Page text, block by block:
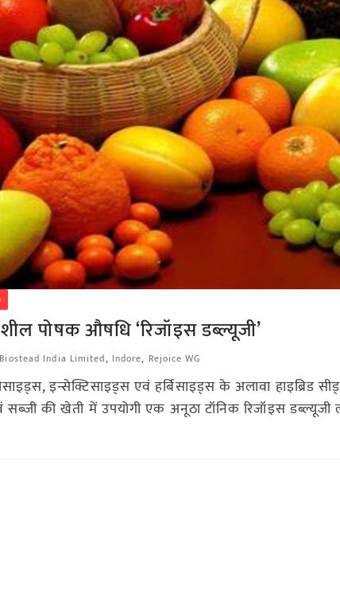
पोषक औषधि ‘रिजॉइस डब्ल्यूजी’
Biostead India Limited, Indore, Rejoice WG
इन्सेक्टिसाइड्स एवं हर्बिसाइड्स के अलावा हाइब्रिड
की खेती में उपयोगी एक अनूठा टॉनिक रिजॉइस डब्ल्यूजी